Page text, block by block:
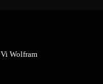
Vi Wolfram